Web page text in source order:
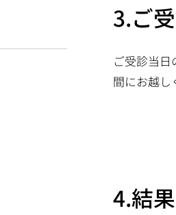
3.ご
ご受診当
間にお越し
4.結